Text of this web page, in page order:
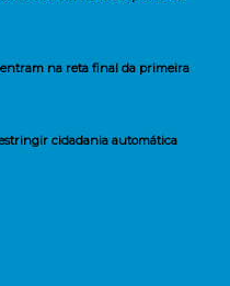
na reta final da primeira
cidadania automática